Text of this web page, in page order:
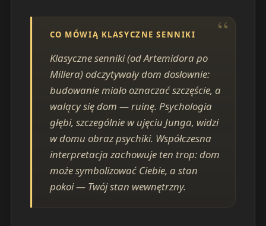
CO MÓWIĄ KLASYCZNE SENNIKI
Klasyczne senniki (od Artemidora po
Millera) odczytywały dom dosłownie:
budowanie miało oznaczać szczęście, a
walący się dom — ruinę. Psychologia
głębi, szczególnie w ujęciu Junga, widzi
w domu obraz psychiki. Współczesna
interpretacja zachowuje ten trop: dom
może symbolizować Ciebie, a stan
pokoi — Twój stan wewnętrzny.